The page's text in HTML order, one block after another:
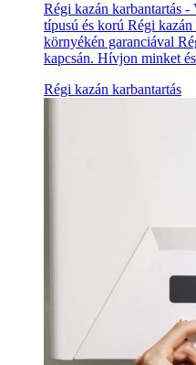
Régi kazán karbantartás
típusú és korú Régi kazán
környékén garanciával
kapcsán. Hívjon minket
Régi kazán karbantartás